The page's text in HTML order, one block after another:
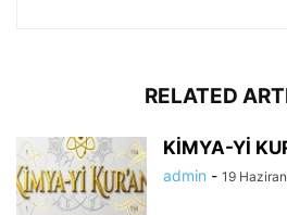
RELATED
KİMYA-Yİ
admin - 19